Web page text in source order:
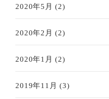
2020年5月 (2)
2020年2月 (2)
2020年1月 (2)
2019年11月 (3)